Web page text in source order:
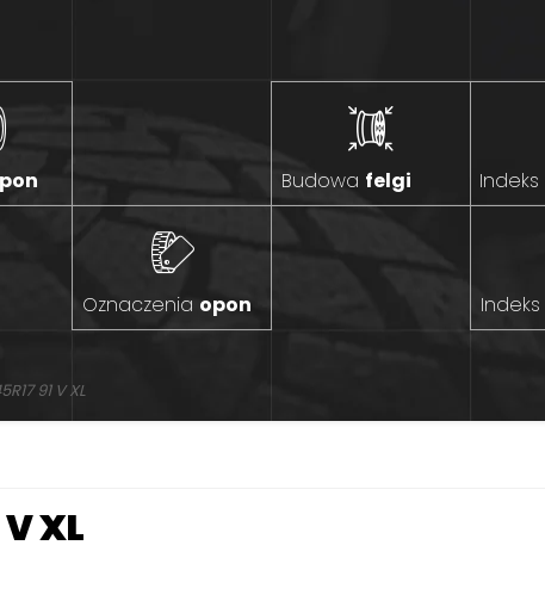
Budowa felgi Indeks
Indeks
Oznaczenia opon
91 V XL
XL